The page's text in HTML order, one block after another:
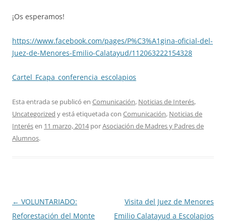
¡Os esperamos!
https://www.facebook.com/pages/P%C3%A1gina-oficial-del-
Juez-de-Menores-Emilio-Calatayud/112063222154328
Cartel_Fcapa_conferencia_escolapios
Esta entrada se publicó en Comunicación, Noticias de Interés,
Uncategorized y está etiquetada con Comunicación, Noticias de
Interésen 11 marzo, 2014porAsociación de Madres y Padres de
Alumnos.
Navegación
de
← VOLUNTARIADO:
Reforestación del Monte
Visita del Juez de Menores
Emilio Calatayud a Escolapios